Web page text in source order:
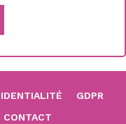
GDPR
CONTACT